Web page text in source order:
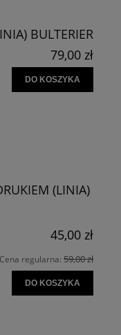
BULTERIER
79,00 zł
DO KOSZYKA
(LINIA)
45,00 zł
Cena regularna: 59,00 zł
DO KOSZYKA